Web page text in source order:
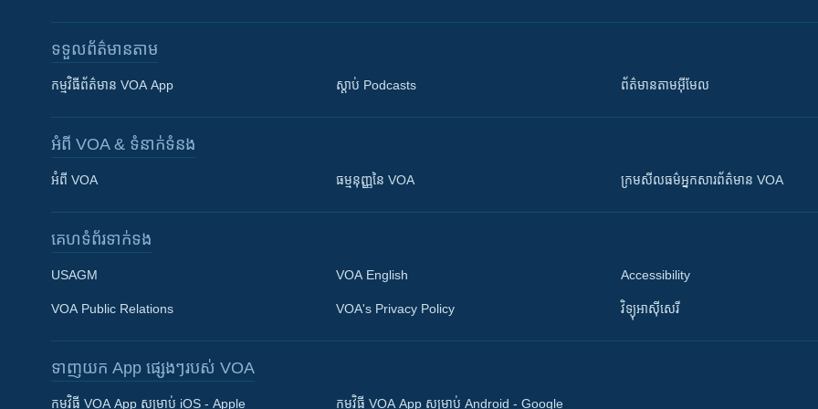
Khmer English
ទទួល​ព័ត៌មាន​តាម
កម្មវិធី​ព័ត៌មាន VOA App ស្តាប់ Podcasts ព័ត៌មាន​តាម​អ៊ីមែល
អំពី​ VOA & ទំនាក់ទំនង
អំពី​ VOA ធម្មនុញ្ញ​នៃ VOA ក្រម​​​សីលធម៌​​​អ្នក​​​សារព័ត៌មាន VOA
គេហទំព័រ​​ទាក់ទង
USAGM
VOA Public Relations
VOA English
VOA's Privacy Policy
Accessibility
វិទ្យុ​អាស៊ី​សេរី
ទាញយក​ App ផ្សេងៗ​របស់​ VOA
កម្មវិធី​ VOA App សម្រាប់ iOS - Apple កម្មវិធី​ VOA App សម្រាប់ Android - Google